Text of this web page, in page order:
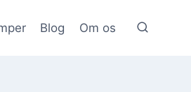
Blog Om os